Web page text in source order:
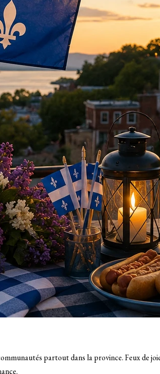
partout dans la province. Feux de